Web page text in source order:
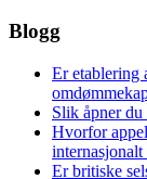
Blogg
Er etablering
Slik åpner
Hvorfor
Er britiske